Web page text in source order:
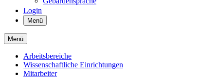
Login
Menü
Menü
Arbeitsbereiche
Wissenschaftliche Einrichtungen
Mitarbeiter